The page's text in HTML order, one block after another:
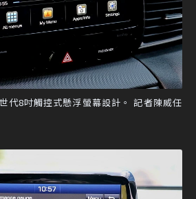
代8吋觸控式懸浮螢幕設計。 記者陳威任